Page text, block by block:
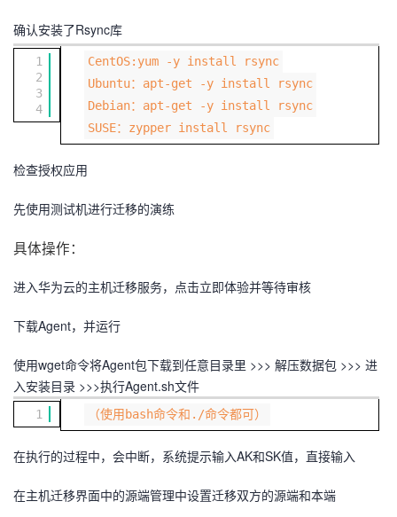
藏
确认安装了Rsync库
1
2
3
4
CentOS:yum -y install rsync
Ubuntu：apt-get -y install rsync
Debian：apt-get -y install rsync
SUSE：zypper install rsync
检查授权应用
先使用测试机进行迁移的演练
具体操作：
进入华为云的主机迁移服务，点击立即体验并等待审核
下载Agent，并运行
使用wget命令将Agent包下载到任意目录里 >>> 解压数据包 >>> 进
入安装目录 >>>执行Agent.sh文件
1 （使用bash命令和./命令都可）
在执行的过程中，会中断，系统提示输入AK和SK值，直接输入
在主机迁移界面中的源端管理中设置迁移双方的源端和本端